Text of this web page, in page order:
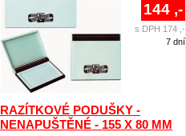
RAZÍTKOVÉ PODUŠKY -
NENAPUŠTĚNÉ - 155 X 80 MM
144 ,-
s DPH 174 ,-
7 dní